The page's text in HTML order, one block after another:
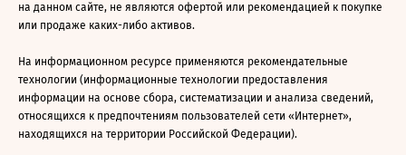
на данном сайте, не являются офертой или рекомендацией к покупке
или продаже каких-либо активов.
На информационном ресурсе применяются рекомендательные
технологии (информационные технологии предоставления
информации на основе сбора, систематизации и анализа сведений,
относящихся к предпочтениям пользователей сети «Интернет»,
находящихся на территории Российской Федерации).